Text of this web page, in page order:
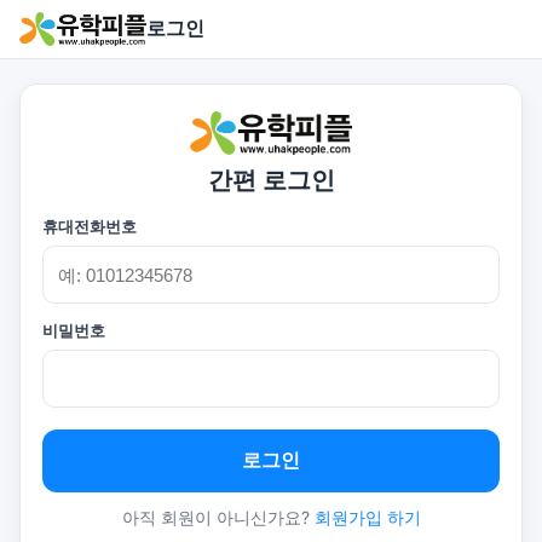
로그인
간편 로그인
휴대전화번호
비밀번호
로그인
아직 회원이 아니신가요? 회원가입 하기